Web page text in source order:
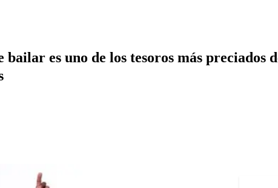
es uno de los tesoros más preciados